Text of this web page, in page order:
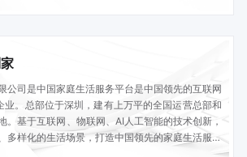
公司是中国家庭生活服务平台是中国领先的互联网
业。总部位于深圳，建有上万平的全国运营总部和
。基于互联网、物联网、AI人工智能的技术创新，
多样化的生活场景，打造中国领先的家庭生活服务
供全生命周期的到家服务，高端保洁保姆、母婴护